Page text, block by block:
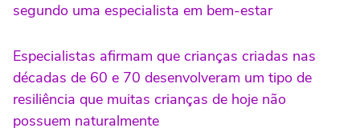
segundo uma especialista em bem-estar
Especialistas afirmam que crianças criadas nas
décadas de 60 e 70 desenvolveram um tipo de
resiliência que muitas crianças de hoje não
possuem naturalmente